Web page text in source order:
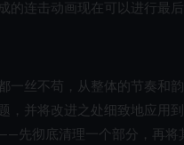
连击动画现在可以进行最
丝不苟，从整体的节奏和
并将改进之处细致地应用
先彻底清理一个部分，再